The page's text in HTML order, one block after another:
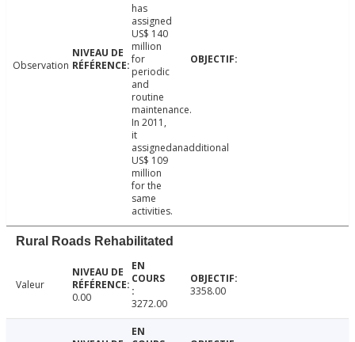
Observation
has
assigned
US$ 140
million
for
periodic
and
routine
maintenance.
In 2011,
it
assignedanadditional
US$ 109
million
for the
same
activities.
Rural Roads Rehabilitated
Valeur
0.00
3272.00
3358.00